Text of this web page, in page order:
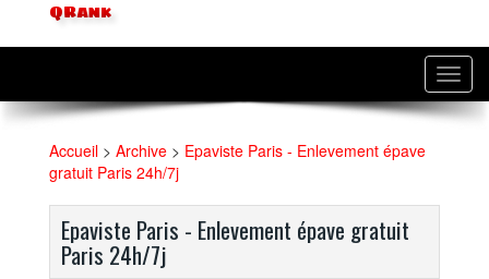
QRank
Accueil > Archive > Epaviste Paris - Enlevement épave
gratuit Paris 24h/7j
Epaviste Paris - Enlevement épave gratuit
Paris 24h/7j